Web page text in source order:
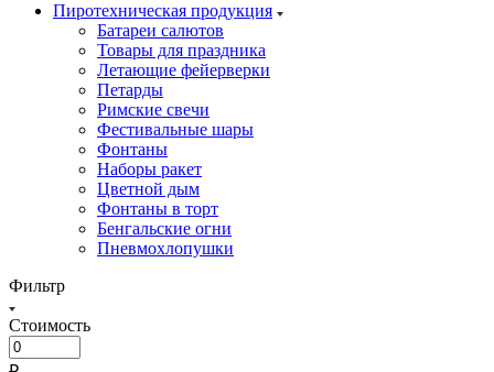
Пиротехническая продукция
Батареи салютов
Товары для праздника
Летающие фейерверки
Петарды
Римские свечи
Фестивальные шары
Фонтаны
Наборы ракет
Цветной дым
Фонтаны в торт
Бенгальские огни
Пневмохлопушки
Фильтр
Стоимость